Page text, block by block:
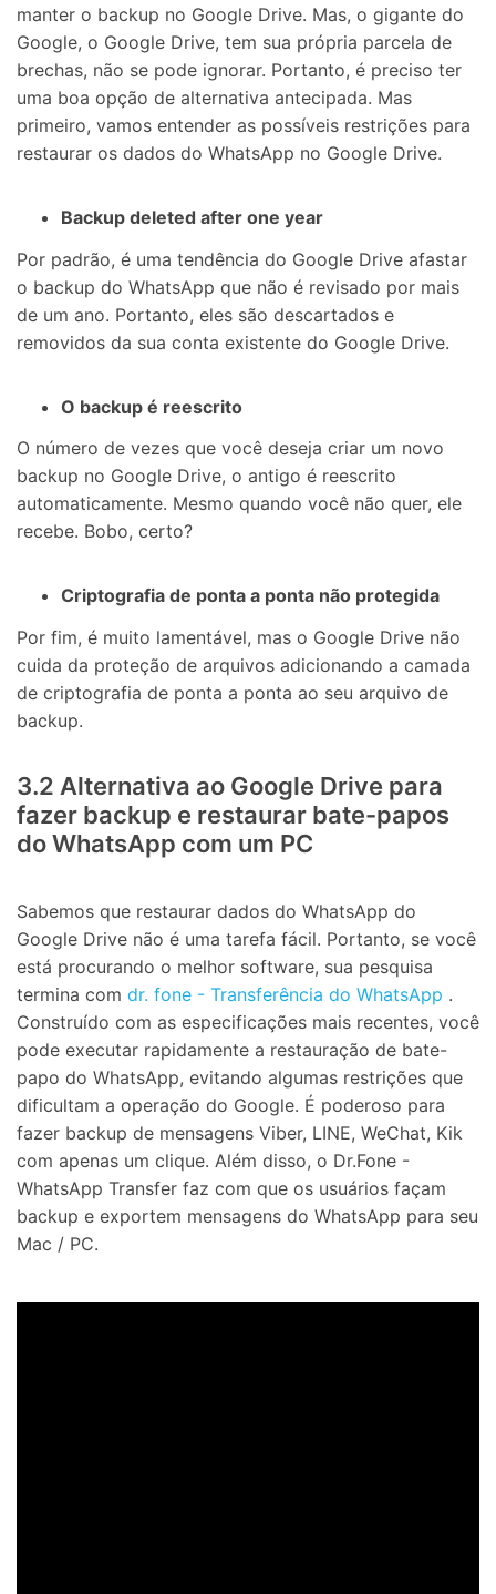
manter o backup no Google Drive. Mas, o gigante do
Google, o Google Drive, tem sua própria parcela de
brechas, não se pode ignorar. Portanto, é preciso ter
uma boa opção de alternativa antecipada. Mas
primeiro, vamos entender as possíveis restrições para
restaurar os dados do WhatsApp no Google Drive.
Backup deleted after one year
Por padrão, é uma tendência do Google Drive afastar
o backup do WhatsApp que não é revisado por mais
de um ano. Portanto, eles são descartados e
removidos da sua conta existente do Google Drive.
O backup é reescrito
O número de vezes que você deseja criar um novo
backup no Google Drive, o antigo é reescrito
automaticamente. Mesmo quando você não quer, ele
recebe. Bobo, certo?
Criptografia de ponta a ponta não protegida
Por fim, é muito lamentável, mas o Google Drive não
cuida da proteção de arquivos adicionando a camada
de criptografia de ponta a ponta ao seu arquivo de
backup.
3.2 Alternativa ao Google Drive para
fazer backup e restaurar bate-papos
do WhatsApp com um PC
Sabemos que restaurar dados do WhatsApp do
Google Drive não é uma tarefa fácil. Portanto, se você
está procurando o melhor software, sua pesquisa
termina com dr. fone - Transferência do WhatsApp .
Construído com as especificações mais recentes, você
pode executar rapidamente a restauração de bate-
papo do WhatsApp, evitando algumas restrições que
dificultam a operação do Google. É poderoso para
fazer backup de mensagens Viber, LINE, WeChat, Kik
com apenas um clique. Além disso, o Dr.Fone -
WhatsApp Transfer faz com que os usuários façam
backup e exportem mensagens do WhatsApp para seu
Mac / PC.